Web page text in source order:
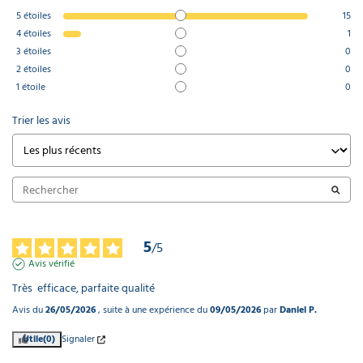
5étoiles
15
4étoiles
1
3 étoiles
0
2étoiles
0
1 étoile 0
Trier les avis
5/5
Avis vérifié
Très  efficace, parfaite qualité
Avis du26/05/2026, suite à une expérience du09/05/2026parDaniel P.
Utile(0) Signaler